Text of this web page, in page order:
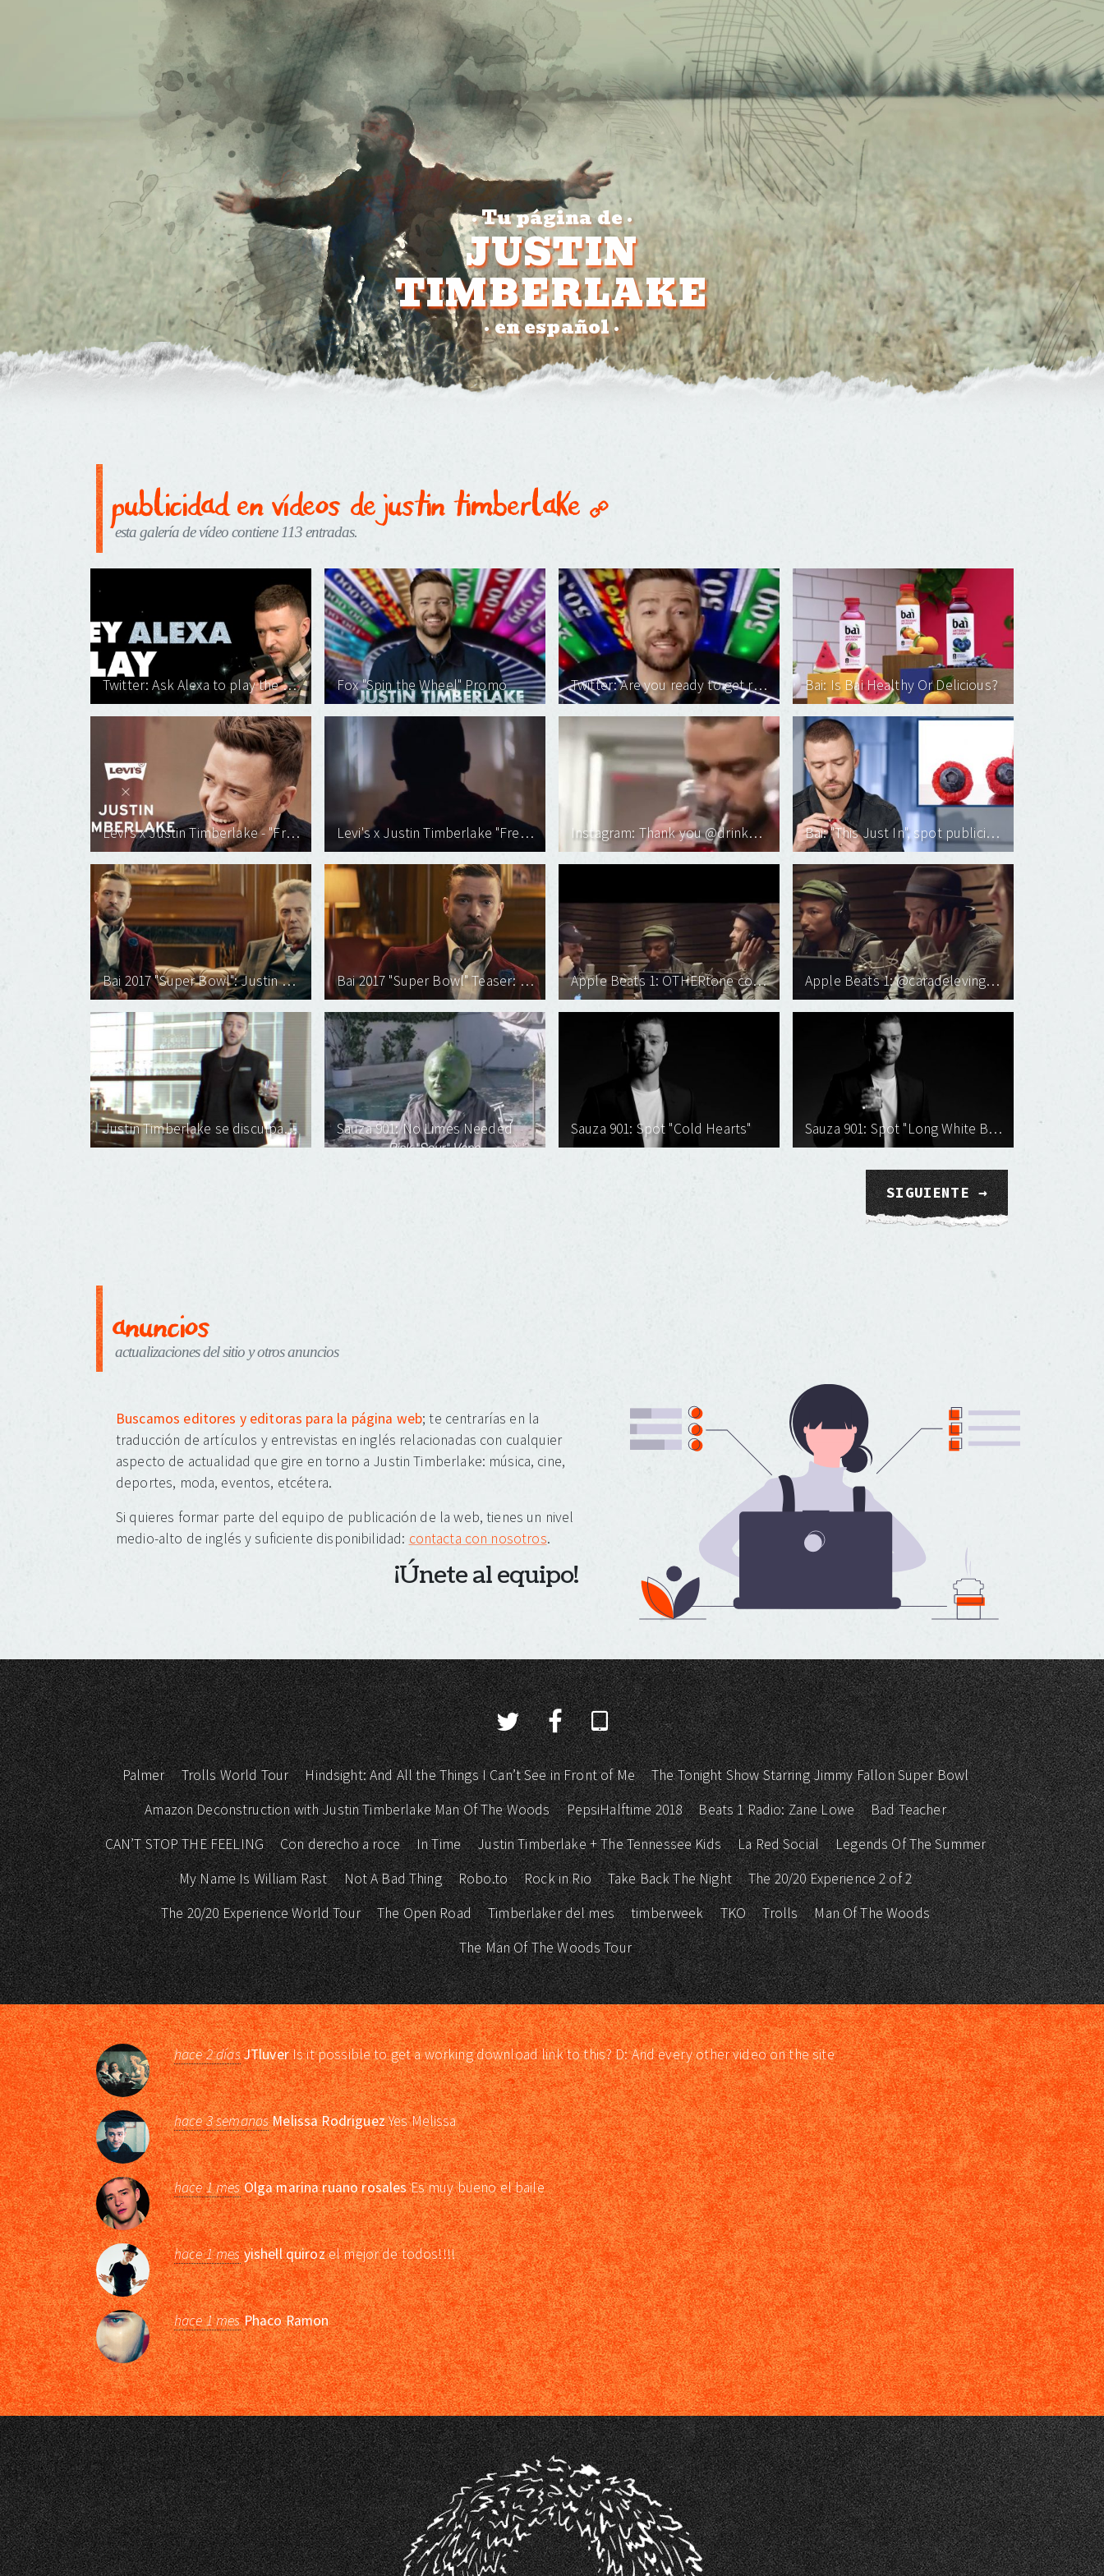
•Tu página de •
JUSTIN
TIMBERLAKE
•en español•
publicidad en vídeos de justin timberlake
esta galería de vídeo contiene 113 entradas.
Twitter: Ask Alexa to play the new #TrollsWorldTour soundtrack on @amazonmusic and watch the movie, now at home on Prime Video! Fox "Spin the Wheel" Promo Twitter: Are you ready to get rolling? #SpinTheWheel, from executive producer @jtimberlake Bai: Is Bai Healthy Or Delicious?
Levi's x Justin Timberlake - "Fresh Leaves" Spring 2019 Levi's x Justin Timberlake "Fresh Leaves" Instagram: Thank you @drinkbai for making this dream I didn't know I had a reality. #BRASPBERRY Bai: "This Just In", spot publicitario
Bai 2017 "Super Bowl": Justin Timberlake & Christopher Walken Bai 2017 "Super Bowl" Teaser: Justin Timberlake & Christopher Walken Apple Beats 1: OTHERtone coming to #Beats1 from @applemusic Apple Beats 1: @caradelevingne @jtimberlake @brokemogul
Justin Timberlake se disculpa por la suavidad de Sauza 901 Tequila Sauza 901: No Limes Needed Sauza 901: Spot "Cold Hearts" Sauza 901: Spot "Long White Beard"
SIGUIENTE →
anuncios
actualizaciones del sitio y otros anuncios
Buscamos editores y editoras para la página web; te centrarías en la
traducción de artículos y entrevistas en inglés relacionadas con cualquier
aspecto de actualidad que gire en torno a Justin Timberlake: música, cine,
deportes, moda, eventos, etcétera.
Si quieres formar parte del equipo de publicación de la web, tienes un nivel
medio-alto de inglés y suficiente disponibilidad: contacta con nosotros.
¡Únete al equipo!
Palmer Trolls World Tour Hindsight: And All the Things I Can’t See in Front of Me
The Tonight Show Starring Jimmy Fallon Super Bowl
Amazon Deconstruction with Justin Timberlake Man Of The Woods
PepsiHalftime 2018 Beats 1 Radio: Zane Lowe
Bad Teacher
CAN’T STOP THE FEELING
Con derecho a roce In Time Justin Timberlake + The Tennessee Kids La Red Social
Legends Of The Summer
My Name Is William Rast
Not A Bad Thing Robo.to Rock in Rio Take Back The Night
The 20/20 Experience 2 of 2
The 20/20 Experience World Tour
The Open Road Timberlaker del mes timberweek TKO Trolls
Man Of The Woods
The Man Of The Woods Tour
hace 2 díasJTluverIs it possible to get a working download link to this? D: And every other video on the site
hace 3 semanasMelissa RodriguezYes Melissa
hace 1 mesOlga marina ruano rosalesEs muy bueno el baile
hace 1 mesyishell quirozel mejor de todos!!!!
hace 1 mesPhaco Ramon